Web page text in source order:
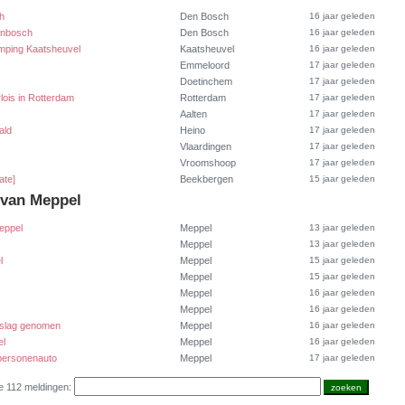
Den Bosch 16 jaar geleden
Den Bosch 16 jaar geleden
Kaatsheuvel Kaatsheuvel 16 jaar geleden
Emmeloord 17 jaar geleden
Doetinchem 17 jaar geleden
in Rotterdam Rotterdam 17 jaar geleden
Aalten 17 jaar geleden
Heino 17 jaar geleden
Vlaardingen 17 jaar geleden
Vroomshoop 17 jaar geleden
Beekbergen 15 jaar geleden
Meppel
Meppel 13 jaar geleden
Meppel 13 jaar geleden
Meppel 15 jaar geleden
Meppel 15 jaar geleden
Meppel 16 jaar geleden
Meppel 16 jaar geleden
genomen Meppel 16 jaar geleden
Meppel 16 jaar geleden
Meppel 17 jaar geleden
112 meldingen: